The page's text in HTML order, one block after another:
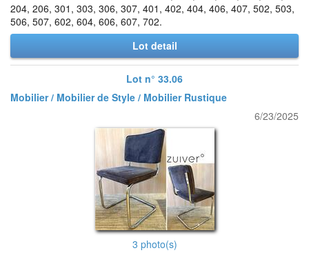
204, 206, 301, 303, 306, 307, 401, 402, 404, 406, 407, 502, 503,
506, 507, 602, 604, 606, 607, 702.
Lot detail
Lot n° 33.06
Mobilier / Mobilier de Style / Mobilier Rustique
6/23/2025
3 photo(s)